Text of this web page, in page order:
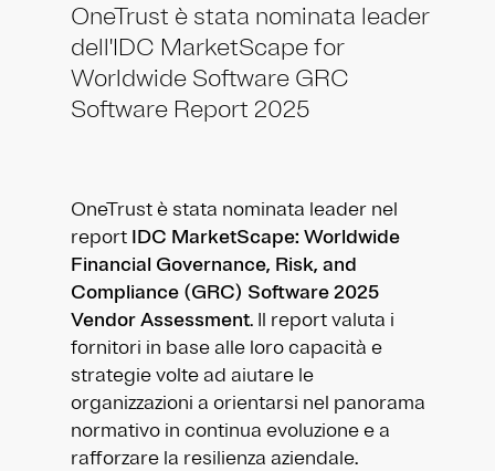
OneTrust è stata nominata leader
dell'IDC MarketScape for
Worldwide Software GRC
Software Report 2025
OneTrust è stata nominata leader nel
report IDC MarketScape: Worldwide
Financial Governance, Risk, and
Compliance (GRC) Software 2025
Vendor Assessment. Il report valuta i
fornitori in base alle loro capacità e
strategie volte ad aiutare le
organizzazioni a orientarsi nel panorama
normativo in continua evoluzione e a
rafforzare la resilienza aziendale.